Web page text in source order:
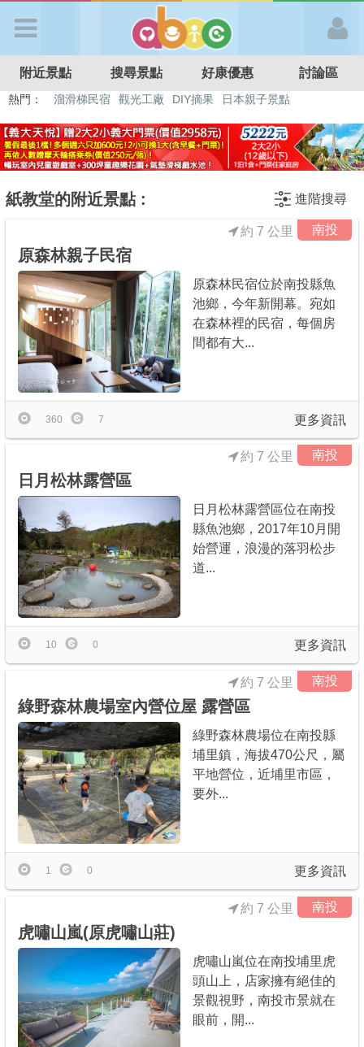
APP登入
首 頁
最新消息
最新留言
商家合作
推薦景點
討論區
聯絡我們
APP下載
附近景點 搜尋景點 好康優惠 討論區
熱門： 溜滑梯民宿 觀光工廠 DIY摘果
日本親子景點
紙教堂的附近景點 : 進階搜尋
南投
約 7 公里
原森林親子民宿
原森林民宿位於南投縣魚
池鄉，今年新開幕。宛如
在森林裡的民宿，每個房
間都有大...
更多資訊
360 7
南投
約 7 公里
日月松林露營區
日月松林露營區位在南投
縣魚池鄉，2017年10月開
始營運，浪漫的落羽松步
道...
更多資訊
10 0
南投
約 7 公里
綠野森林農場室內營位屋 露營區
綠野森林農場位在南投縣
埔里鎮，海拔470公尺，屬
平地營位，近埔里市區，
要外...
更多資訊
1 0
南投
約 7 公里
虎嘯山嵐(原虎嘯山莊)
虎嘯山嵐位在南投埔里虎
頭山上，店家擁有絕佳的
景觀視野，南投市景就在
眼前，開...